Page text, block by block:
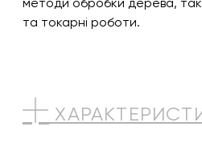
та токарні роботи.